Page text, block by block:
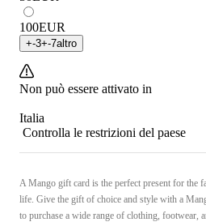
100EUR
+-3+-7altro
Non può essere attivato in
Italia
Controlla le restrizioni del paese
A Mango gift card is the perfect present for the
life. Give the gift of choice and style with a
to purchase a wide range of clothing, footwear,